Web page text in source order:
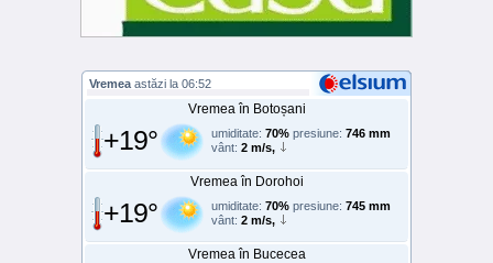
Vremea astăzi la 06:52
Vremea în Botoșani
+19° umiditate: 70% presiune: 746 mm
vânt: 2 m/s,
Vremea în Dorohoi
+19° umiditate: 70% presiune: 745 mm
vânt: 2 m/s,
Vremea în Bucecea